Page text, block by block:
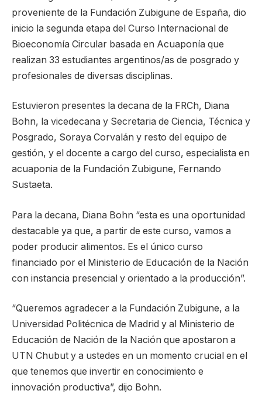
proveniente de la Fundación Zubigune de España, dio
inicio la segunda etapa del Curso Internacional de
Bioeconomía Circular basada en Acuaponía que
realizan 33 estudiantes argentinos/as de posgrado y
profesionales de diversas disciplinas.
Estuvieron presentes la decana de la FRCh, Diana
Bohn, la vicedecana y Secretaria de Ciencia, Técnica y
Posgrado, Soraya Corvalán y resto del equipo de
gestión, y el docente a cargo del curso, especialista en
acuaponia de la Fundación Zubigune, Fernando
Sustaeta.
Para la decana, Diana Bohn “esta es una oportunidad
destacable ya que, a partir de este curso, vamos a
poder producir alimentos. Es el único curso
financiado por el Ministerio de Educación de la Nación
con instancia presencial y orientado a la producción”.
“Queremos agradecer a la Fundación Zubigune, a la
Universidad Politécnica de Madrid y al Ministerio de
Educación de Nación de la Nación que apostaron a
UTN Chubut y a ustedes en un momento crucial en el
que tenemos que invertir en conocimiento e
innovación productiva”, dijo Bohn.